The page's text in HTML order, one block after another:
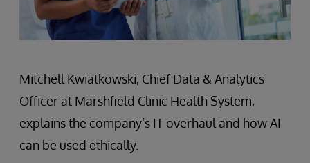
Mitchell Kwiatkowski, Chief Data & Analytics
Officer at Marshfield Clinic Health System,
explains the company’s IT overhaul and how AI
can be used ethically.